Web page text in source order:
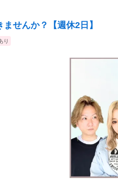
せんか？【週休2日】
り